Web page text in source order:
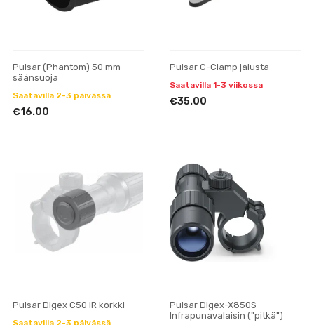
Pulsar (Phantom) 50 mm
säänsuoja
Saatavilla 2-3 päivässä
€16.00
Pulsar C-Clamp jalusta
Saatavilla 1-3 viikossa
€35.00
Pulsar Digex C50 IR korkki
Saatavilla 2-3 päivässä
Pulsar Digex-X850S
Infrapunavalaisin ("pitkä")